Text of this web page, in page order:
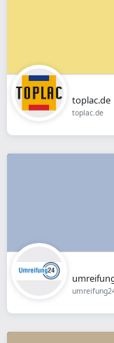
toplac.de
toplac.de